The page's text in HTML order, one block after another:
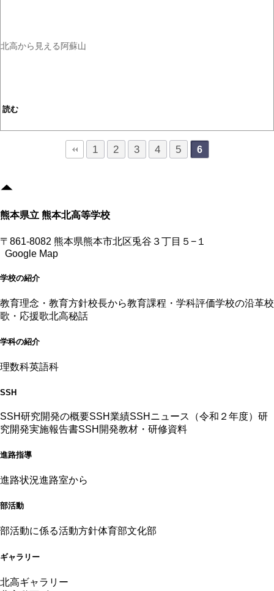
北高から見える阿蘇山
読む
1 2 3 4 5 6
熊本県立 熊本北高等学校
〒861-8082 熊本県熊本市北区兎谷３丁目５−１
Google Map
学校の紹介
教育理念・教育方針校長から教育課程・学科評価学校の沿革校
歌・応援歌北高秘話
学科の紹介
理数科英語科
SSH
SSH研究開発の概要SSH業績SSHニュース（令和２年度） 研
究開発実施報告書SSH開発教材・研修資料
進路指導
進路状況進路室から
部活動
部活動に係る活動方針体育部文化部
ギャラリー
北高ギャラリー